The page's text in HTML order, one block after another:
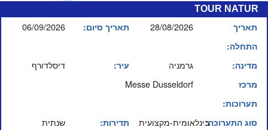
TOUR NATUR
06/09/2026 תאריך סיום: 28/08/2026
תאריך
התחלה:
דיסלדורף עיר: גרמניה מדינה:
Messe Dusseldorf
מרכז
תערוכות:
שנתית תדירות: בינלאומית-מקצועיתסוג התערוכה: